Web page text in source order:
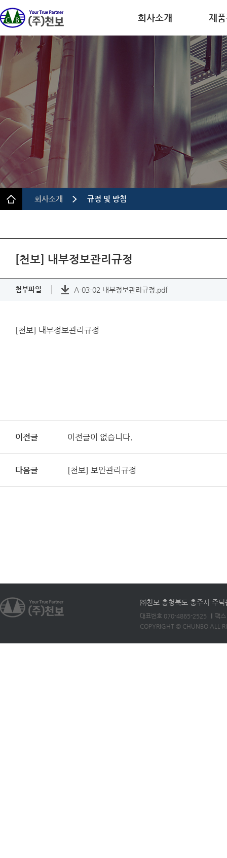
회사소개
CEO인사말
연혁
규정 및 방침
제
디스플
반도
이차전
의약
정밀
회사소개 규정 및 방침
[천보] 내부정보관리규정
첨부파일 A-03-02 내부정보관리규정.pdf
[천보] 내부정보관리규정
이전글 이전글이 없습니다.
다음글 [천보] 보안관리규정
㈜천보 충청북도 충주시 주
대표번호 070-4865-2525
팩
COPYRIGHT © CHUNBO ALL